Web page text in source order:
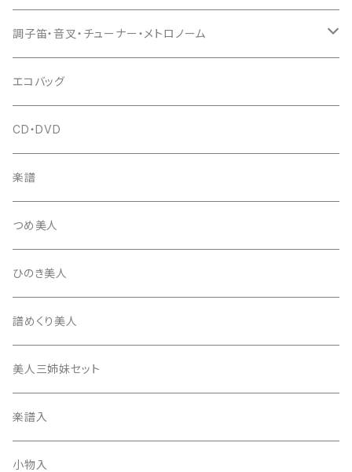
爪ばさみ
箏柱
柱入
平柱入
三角柱入
琴台
13絃用琴台（低）
13絃用琴台（高）
桐柱箱
消音フェルト
(丸三) 寿糸
はつね糸
駒
地唄駒
長唄駒
糸駒入
爪駒入
撥入
一丁撥入
三角撥入（ファスナー式）
撥
長唄・民謡撥
地唄撥
撥さや
撥滑り止めゴム
ひざゴム・胴ゴム・おひざもと
天神袋
天神巾着
シュモク（当り鉦バチ）
座奏用譜面台
立奏用譜面台
調子笛・音叉・チューナー・メトロノーム
調子笛・音叉
チューナー・メトロノーム
エコバッグ
CD・DVD
楽譜
つめ美人
ひのき美人
譜めくり美人
美人三姉妹セット
楽譜入
小物入